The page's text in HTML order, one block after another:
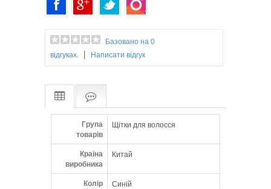
Базовано на 0
відгуках.
| Написати відгук
Група
товарів
Щітки для волосся
Країна
виробника
Китай
Колір Синій